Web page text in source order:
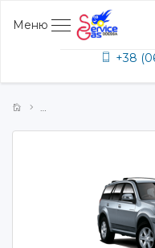
Меню
+38